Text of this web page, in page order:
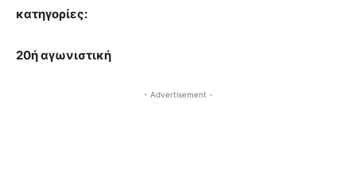
κατηγορίες:
20ή αγωνιστική
- Advertisement -